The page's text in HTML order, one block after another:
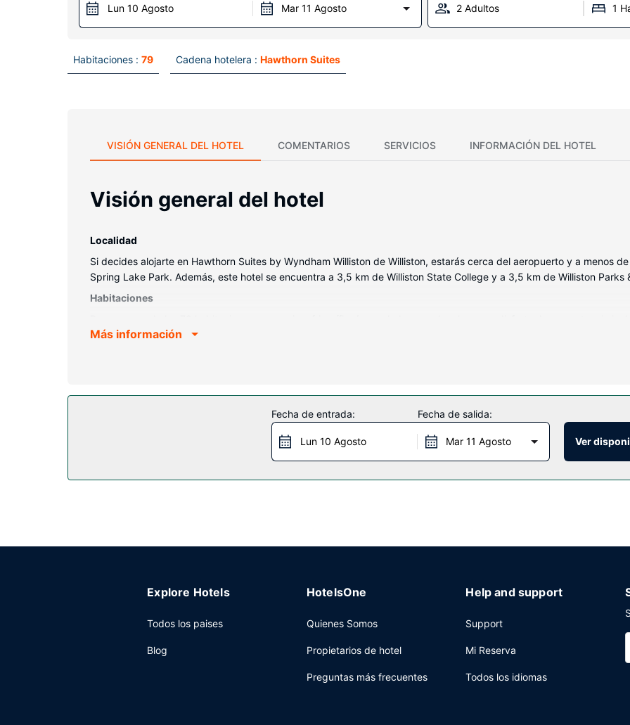
Lun 10 Agosto Mar 11 Agosto 2 Adultos 1
Habitaciones : 79 Cadena hotelera : Hawthorn Suites
VISIÓN GENERAL DEL HOTEL COMENTARIOS SERVICIOS INFORMACIÓN DEL HOTEL
Visión general del hotel
Localidad
Si decides alojarte en Hawthorn Suites by Wyndham Williston de Williston, estarás cerca del aeropuerto y a menos
Spring Lake Park. Además, este hotel se encuentra a 3,5 km de Williston State College y a 3,5 km de Williston Parks
Habitaciones
una capa de acolchado adicional y ropa de cama de alta calidad para descansar plácidamente. Para los momentos
Con gimnasio abierto las 24 horas y muchas otras instalaciones recreativas a tu disposición, no te quedará ni un
wifi gratis y un vestíbulo con chimenea. Encontrarás también asistencia turística (adquisición de entradas), una zona
En Hawthorn Suites by Wyndham Williston tienes un supermercado a tu disposición. Apaga la sed con tu bebida
se ofrece entre semana de 06:00 a 09:00, mientras que el horario de sábados y domingos es de 07:00 a 10:00.
Más información
Fecha de entrada:
Lun 10 Agosto
Fecha de salida:
Mar 11 Agosto Ver
Explore Hotels
Todos los paises
Blog
HotelsOne
Quienes Somos
Propietarios de hotel
Preguntas más frecuentes
Help and support
Support
Mi Reserva
Todos los idiomas